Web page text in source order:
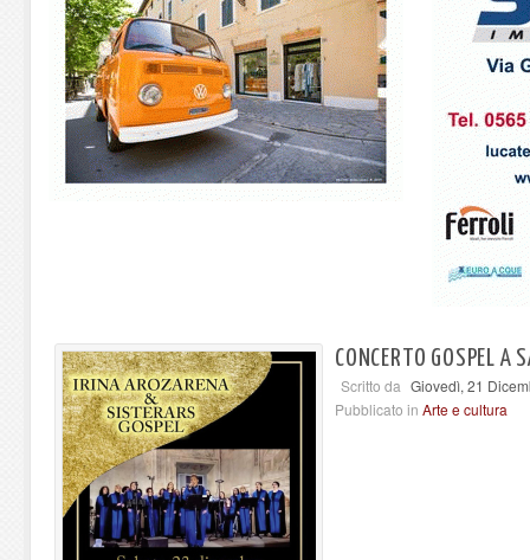
CONCERTO GOSPEL A
Scritto da Giovedì, 21
Pubblicato in Arte e cultura